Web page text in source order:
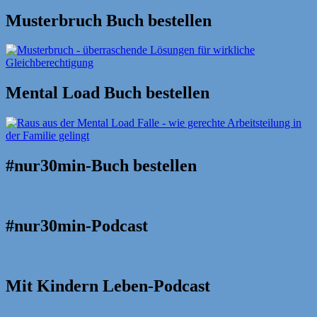
Musterbruch Buch bestellen
Mental Load Buch bestellen
#nur30min-Buch bestellen
#nur30min-Podcast
Mit Kindern Leben-Podcast